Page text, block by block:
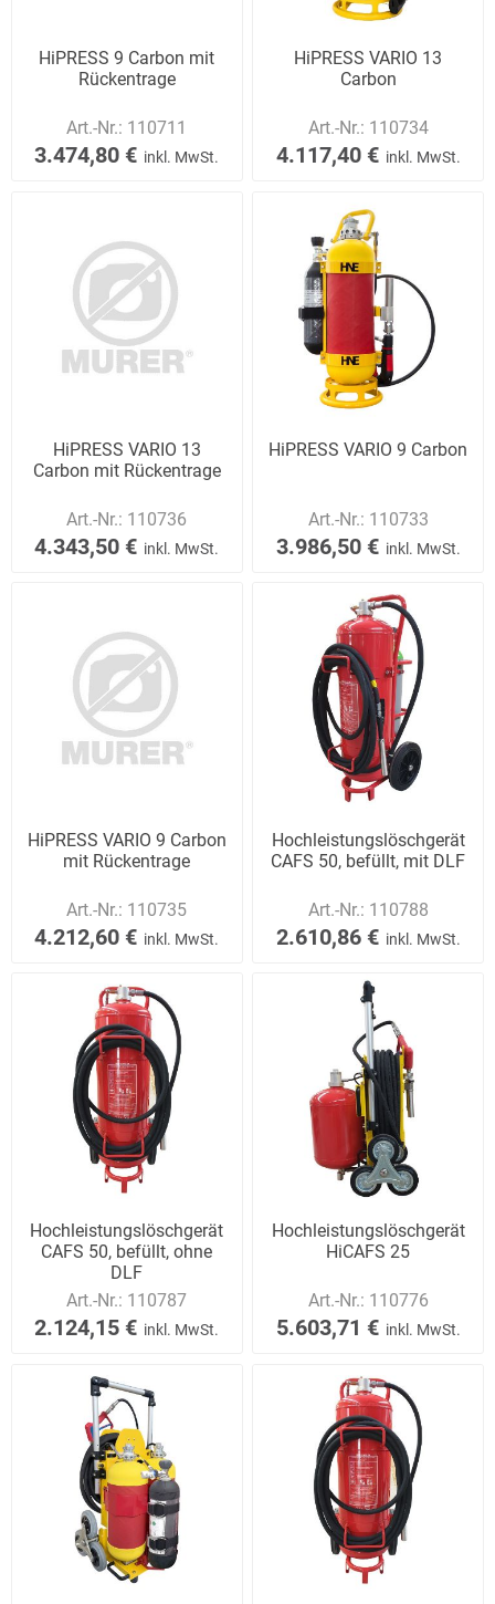
HiPRESS 9 Carbon mit
Rückentrage
Art.-Nr.: 110711
3.474,80 € inkl. MwSt.
HiPRESS VARIO 13
Carbon
Art.-Nr.: 110734
4.117,40 € inkl. MwSt.
HiPRESS VARIO 13
Carbon mit Rückentrage
Art.-Nr.: 110736
4.343,50 € inkl. MwSt.
HiPRESS VARIO 9 Carbon
Art.-Nr.: 110733
3.986,50 € inkl. MwSt.
HiPRESS VARIO 9 Carbon
mit Rückentrage
Art.-Nr.: 110735
4.212,60 € inkl. MwSt.
Hochleistungslöschgerät
CAFS 50, befüllt, mit DLF
Art.-Nr.: 110788
2.610,86 € inkl. MwSt.
Hochleistungslöschgerät
CAFS 50, befüllt, ohne
DLF
Art.-Nr.: 110787
2.124,15 € inkl. MwSt.
Hochleistungslöschgerät
HiCAFS 25
Art.-Nr.: 110776
5.603,71 € inkl. MwSt.